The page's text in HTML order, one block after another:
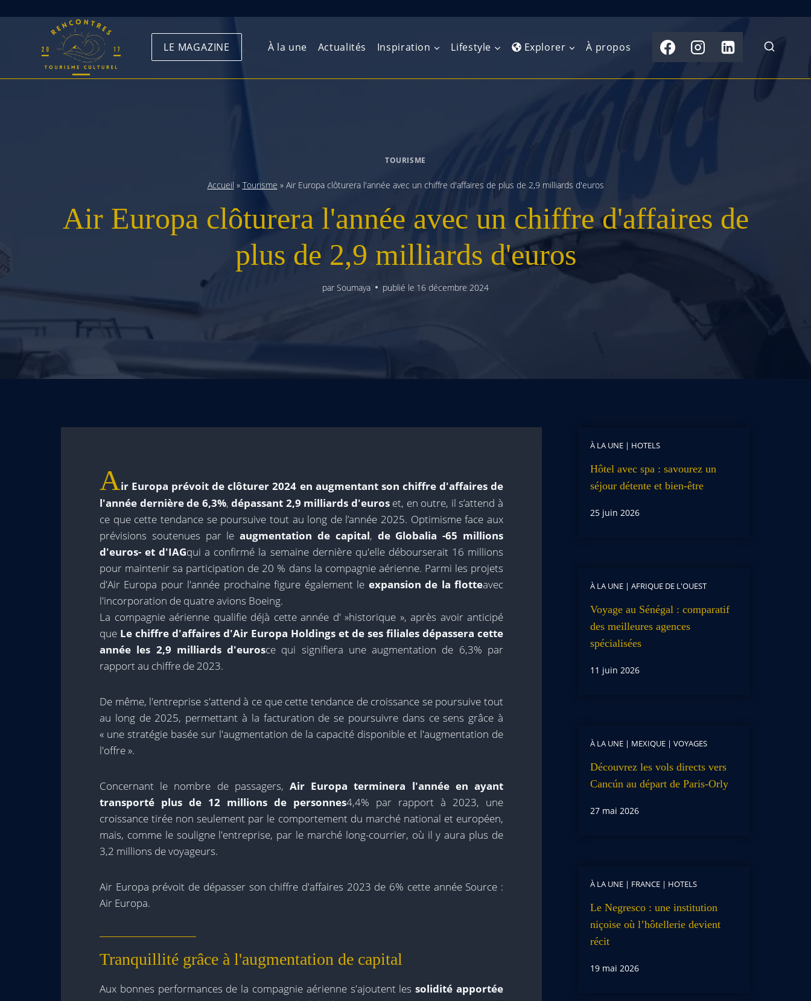
LE MAGAZINE À la une Actualités Inspiration Lifestyle Explorer
Balkans
Afrique de l’Est
Afrique australe Asie du Sud-Est
À propos
TOURISME
Accueil » Tourisme » Air Europa clôturera l'année avec un chiffre d'affaires de plus de 2,9 milliards d'euros
Air Europa clôturera l'année avec un chiffre d'affaires de
plus de 2,9 milliards d'euros
par Soumaya publié le 16 décembre 2024
Air Europa prévoit de clôturer 2024 en augmentant son chiffre d'affaires de
l'année dernière de 6,3%,dépassant 2,9 milliards d'euroset, en outre, il s’attend à
ce que cette tendance se poursuive tout au long de l’année 2025. Optimisme face aux
prévisions soutenues par leaugmentation de capital, de Globalia -65 millions
d'euros- et d'IAGqui a confirmé la semaine dernière qu'elle débourserait 16 millions
pour maintenir sa participation de 20 % dans la compagnie aérienne. Parmi les projets
d'Air Europa pour l'année prochaine figure également le expansion de la flotteavec
l'incorporation de quatre avions Boeing.
La compagnie aérienne qualifie déjà cette année d' »historique », après avoir anticipé
que Le chiffre d'affaires d'Air Europa Holdings et de ses filiales dépassera cette
année les 2,9 milliards d'eurosce qui signifiera une augmentation de 6,3% par
rapport au chiffre de 2023.
De même, l'entreprise s'attend à ce que cette tendance de croissance se poursuive tout
au long de 2025, permettant à la facturation de se poursuivre dans ce sens grâce à
« une stratégie basée sur l'augmentation de la capacité disponible et l'augmentation de
l'offre ».
Concernant le nombre de passagers, Air Europa terminera l'année en ayant
transporté plus de 12 millions de personnes4,4% par rapport à 2023, une
croissance tirée non seulement par le comportement du marché national et européen,
mais, comme le souligne l'entreprise, par le marché long-courrier, où il y aura plus de
3,2 millions de voyageurs.
Air Europa prévoit de dépasser son chiffre d'affaires 2023 de 6% cette année Source :
Air Europa.
Tranquillité grâce à l'augmentation de capital
Aux bonnes performances de la compagnie aérienne s'ajoutent lessolidité apportée
À LA UNE| HOTELS
Hôtel avec spa : savourez un
séjour détente et bien-être
25 juin 2026
À LA UNE| AFRIQUE DE L'OUEST
Voyage au Sénégal : comparatif
des meilleures agences
spécialisées
11 juin 2026
À LA UNE| MEXIQUE| VOYAGES
Découvrez les vols directs vers
Cancún au départ de Paris-Orly
27 mai 2026
À LA UNE| FRANCE| HOTELS
Le Negresco : une institution
niçoise où l’hôtellerie devient
récit
19 mai 2026